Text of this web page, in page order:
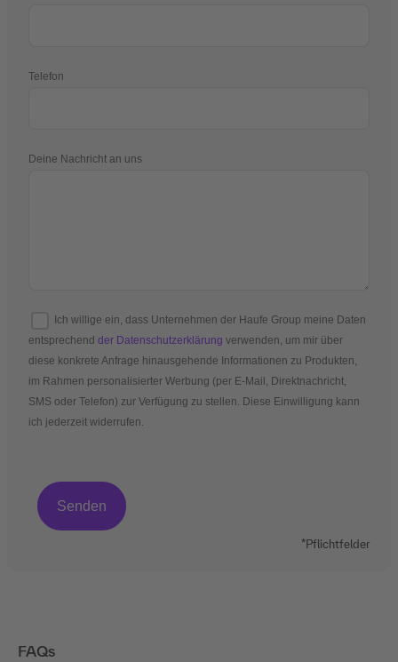
Telefon
Deine Nachricht an uns
Ich willige ein, dass Unternehmen der Haufe Group meine Daten
entsprechend der Datenschutzerklärung verwenden, um mir über
diese konkrete Anfrage hinausgehende Informationen zu Produkten,
im Rahmen personalisierter Werbung (per E-Mail, Direktnachricht,
SMS oder Telefon) zur Verfügung zu stellen. Diese Einwilligung kann
ich jederzeit widerrufen.
*Pflichtfelder
FAQs